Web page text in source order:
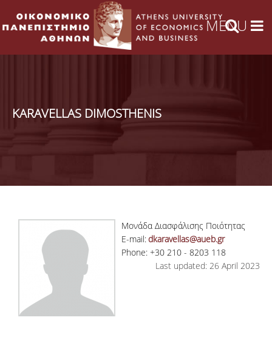
KARAVELLAS DIMOSTHENIS
Μονάδα Διασφάλισης Ποιότητας
E-mail:dkaravellas@aueb.gr
Phone: +30 210 - 8203 118
Last updated: 26 April 2023